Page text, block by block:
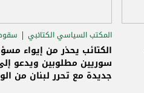
المكتب السياسي الكتائبي
الاستحقاق الرئاسي
الكتائب يحذر من إيواء
سوريين مطلوبين ويدعو
جديدة مع تحرر لبنان من